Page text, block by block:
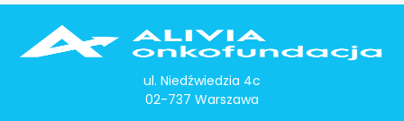
ul. Niedźwiedzia 4c
02-737 Warszawa